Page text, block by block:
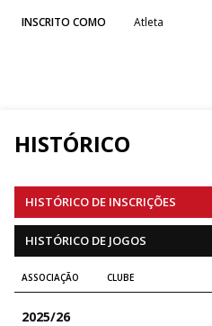
INSCRITO COMO Atleta
HISTÓRICO
HISTÓRICO DE INSCRIÇÕES
HISTÓRICO DE JOGOS
ASSOCIAÇÃO CLUBE
2025/26